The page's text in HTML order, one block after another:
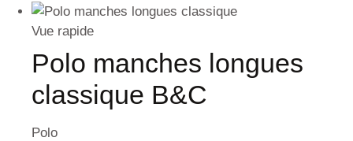
Vue rapide
Polo manches longues
classique B&C
Polo